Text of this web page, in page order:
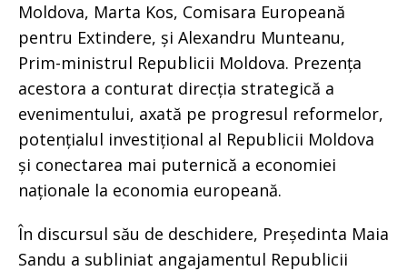
Moldova, Marta Kos, Comisara Europeană
pentru Extindere, și Alexandru Munteanu,
Prim-ministrul Republicii Moldova. Prezența
acestora a conturat direcția strategică a
evenimentului, axată pe progresul reformelor,
potențialul investițional al Republicii Moldova
și conectarea mai puternică a economiei
naționale la economia europeană.
În discursul său de deschidere, Președinta Maia
Sandu a subliniat angajamentul Republicii